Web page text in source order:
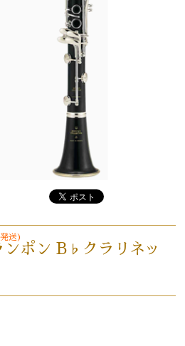
送)
ンポン B♭クラリネッ